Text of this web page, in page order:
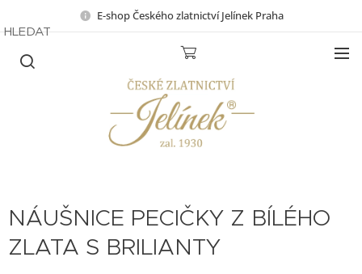
E-shop Českého zlatnictví Jelínek Praha
HLEDAT
NÁUŠNICE PECIČKY Z BÍLÉHO
ZLATA S BRILIANTY